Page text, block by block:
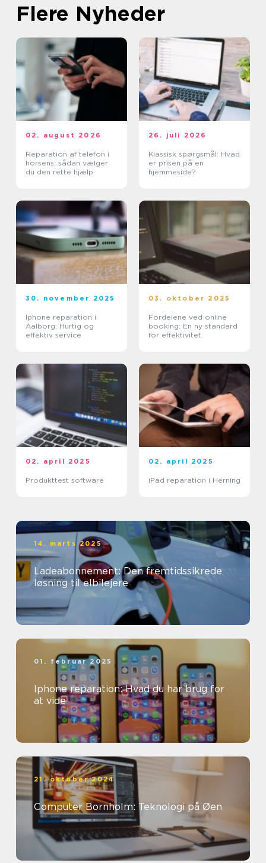
Flere Nyheder
02. august 2026
Reparation af telefon i
horsens: sådan vælger
du den rette hjælp
26. juli 2026
Klassisk spørgsmål: Hvad
er prisen på en
hjemmeside?
30. november 2025
Iphone reparation i
Aalborg: Hurtig og
effektiv service
03. oktober 2025
Fordelene ved online
booking: En ny standard
for effektivitet
02. april 2025
Produkttest software
02. april 2025
iPad reparation i Herning
14. marts 2025
Ladeabonnement: Den fremtidssikrede
løsning til elbilejere
01. februar 2025
Iphone reparation: Hvad du har brug for
at vide
21. oktober 2024
Computer Bornholm: Teknologi på Øen